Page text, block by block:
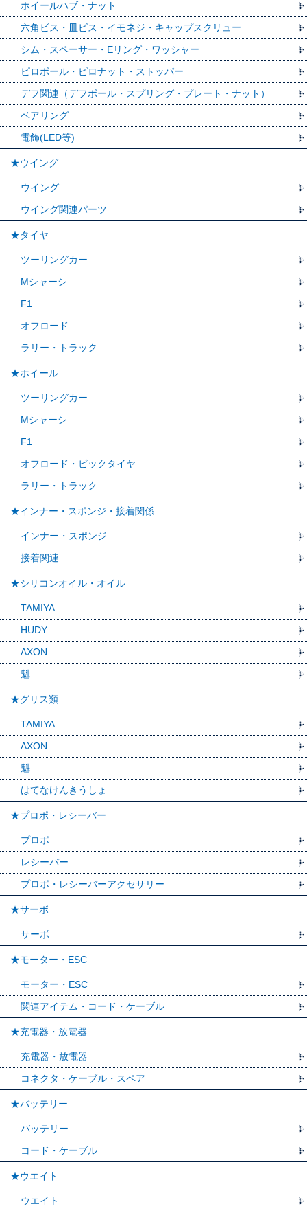
ホイールハブ・ナット
六角ビス・皿ビス・イモネジ・キャップスクリュー
シム・スペーサー・Eリング・ワッシャー
ピロボール・ピロナット・ストッパー
デフ関連（デフボール・スプリング・プレート・ナット）
ベアリング
電飾(LED等)
★ウイング
ウイング
ウイング関連パーツ
★タイヤ
ツーリングカー
Mシャーシ
F1
オフロード
ラリー・トラック
★ホイール
ツーリングカー
Mシャーシ
F1
オフロード・ビックタイヤ
ラリー・トラック
★インナー・スポンジ・接着関係
インナー・スポンジ
接着関連
★シリコンオイル・オイル
TAMIYA
HUDY
AXON
魁
★グリス類
TAMIYA
AXON
魁
はてなけんきうしょ
★プロポ・レシーバー
プロポ
レシーバー
プロポ・レシーバーアクセサリー
★サーボ
サーボ
★モーター・ESC
モーター・ESC
関連アイテム・コード・ケーブル
★充電器・放電器
充電器・放電器
コネクタ・ケーブル・スペア
★バッテリー
バッテリー
コード・ケーブル
★ウエイト
ウエイト